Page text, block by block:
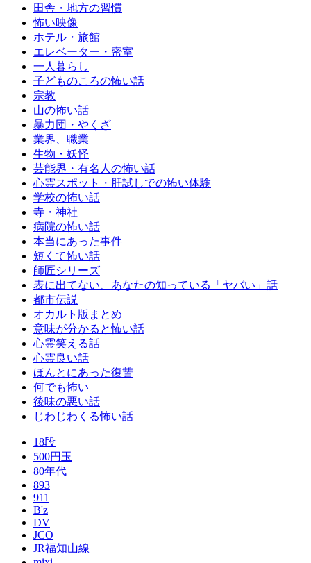
田舎・地方の習慣
怖い映像
ホテル・旅館
エレベーター・密室
一人暮らし
子どものころの怖い話
宗教
山の怖い話
暴力団・やくざ
業界、職業
生物・妖怪
芸能界・有名人の怖い話
心霊スポット・肝試しでの怖い体験
学校の怖い話
寺・神社
病院の怖い話
本当にあった事件
短くて怖い話
師匠シリーズ
表に出てない、あなたの知っている「ヤバい」話
都市伝説
オカルト版まとめ
意味が分かると怖い話
心霊笑える話
心霊良い話
ほんとにあった復讐
何でも怖い
後味の悪い話
じわじわくる怖い話
18段
500円玉
80年代
893
911
B'z
DV
JCO
JR福知山線